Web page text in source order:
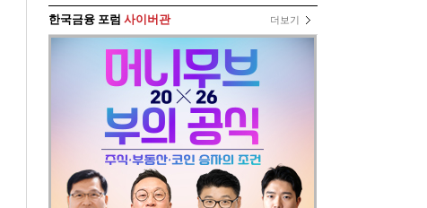
한국금융 포럼 사이버관 더보기